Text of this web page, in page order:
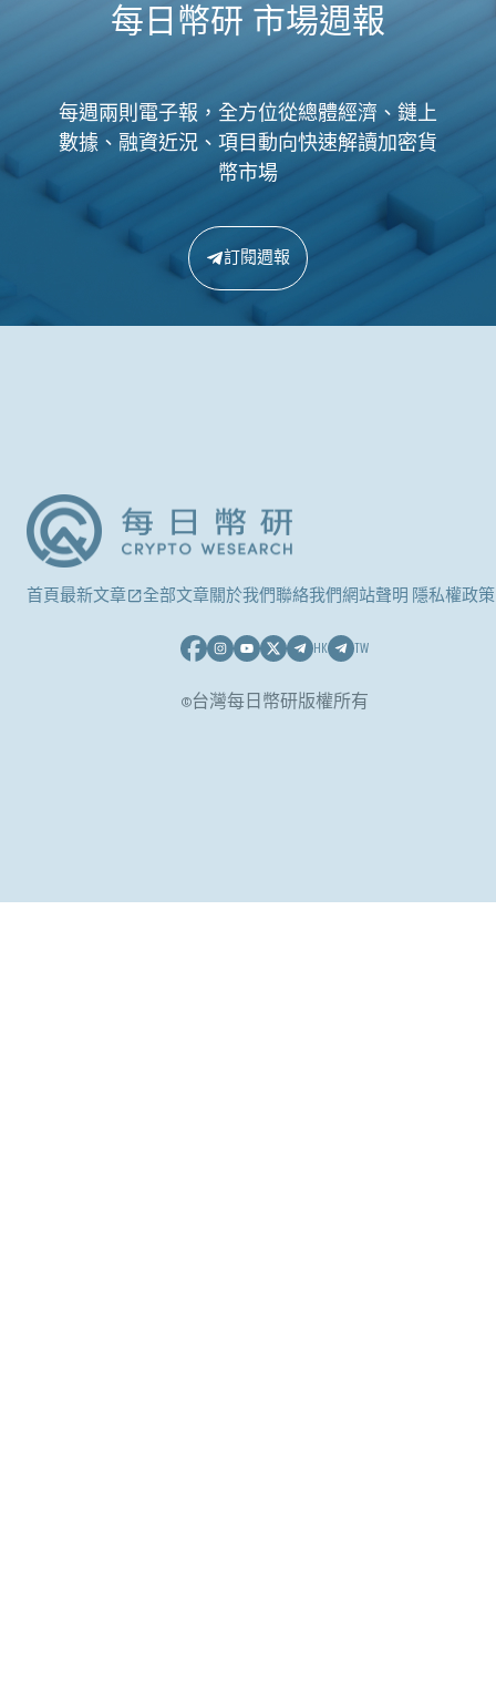
每日幣研 市場週報
每週兩則電子報，全方位從總體經濟、鏈上
數據、融資近況、項目動向快速解讀加密貨
幣市場
訂閱週報
首頁最新文章 全部文章關於我們聯絡我們網站聲明 隱私權政策
HK TW
©台灣每日幣研版權所有